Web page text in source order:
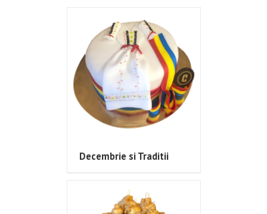
Decembrie si Traditii